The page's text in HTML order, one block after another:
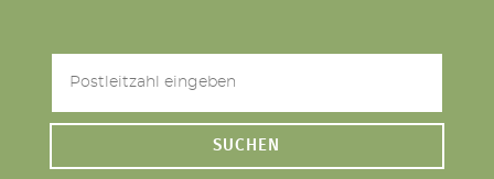
SUCHEN